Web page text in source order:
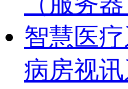
智慧医
病房视